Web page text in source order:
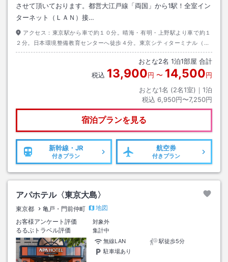
させて頂いております。都営大江戸線「両国」から1駅！全室イン
ターネット（ＬＡＮ）接…
アクセス： 東京駅から車で約１０分。晴海・有明・上野駅より車で約１
２分。日本環境整備教育センターへ徒歩４分。東京シティターミナル（箱
崎）～車で３分。地下鉄都営新宿線・大江戸線「森下駅」より徒歩３分。
おとな2名 1泊1部屋 合計
税込 13,900円 〜 14,500円
おとな1名 (2名1室)｜ 1泊
税込 6,950円〜7,250円
宿泊プランを見る
新幹線・JR
付きプラン
航空券
付きプラン
アパホテル〈東京大島〉
東京都 亀戸・門前仲町
地図
お客様アンケート評価
対象外
るるぶトラベル評価
集計中
無線LAN
駅徒歩5分
駐車場あり